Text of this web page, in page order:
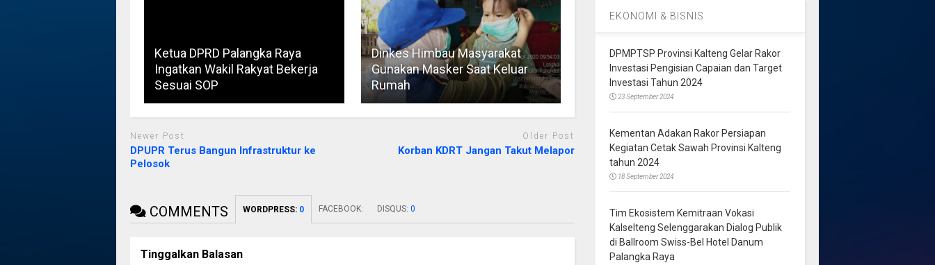
Ketua DPRD Palangka Raya
Ingatkan Wakil Rakyat Bekerja
Sesuai SOP
Dinkes Himbau Masyarakat
Gunakan Masker Saat Keluar
Rumah
Newer Post
DPUPR Terus Bangun Infrastruktur ke
Pelosok
Older Post
Korban KDRT Jangan Takut Melapor
COMMENTS WORDPRESS: 0 FACEBOOK: DISQUS: 0
Tinggalkan Balasan
EKONOMI & BISNIS
DPMPTSP Provinsi Kalteng Gelar Rakor
Investasi Pengisian Capaian dan Target
Investasi Tahun 2024
23 September 2024
Kementan Adakan Rakor Persiapan
Kegiatan Cetak Sawah Provinsi Kalteng
tahun 2024
18 September 2024
Tim Ekosistem Kemitraan Vokasi
Kalselteng Selenggarakan Dialog Publik
di Ballroom Swiss-Bel Hotel Danum
Palangka Raya